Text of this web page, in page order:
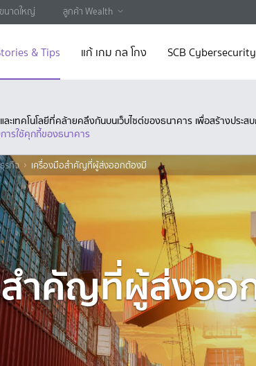
นาดใหญ่ ลูกค้า Wealth
& Tips แก้ เกม กล โกง SCB Cybersecurity
ะเทคโนโลยีที่คล้ายคลึงกันบนเว็บไซต์ของธนาคาร เพื่อสร้างประ
ารใช้คุกกี้ของธนาคาร
รกิจ เครื่องมือสำคัญที่ผู้ส่งออกต้องมี
สำคัญที่ผู้ส่งออ